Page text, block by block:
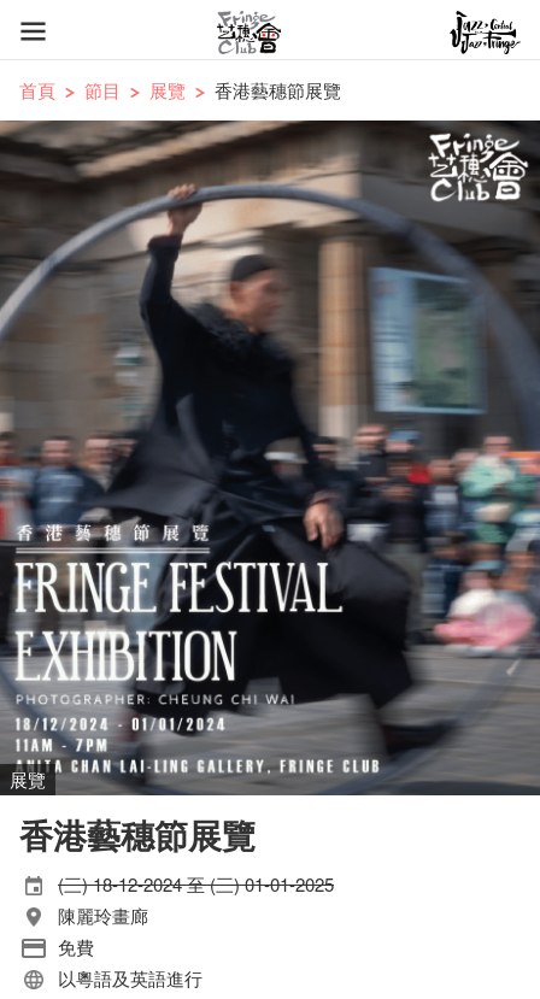
首頁 節目 展覽 香港藝穗節展覽
展覽
香港藝穗節展覽
(三) 18-12-2024 至 (三) 01-01-2025
陳麗玲畫廊
免費
以粵語及英語進行